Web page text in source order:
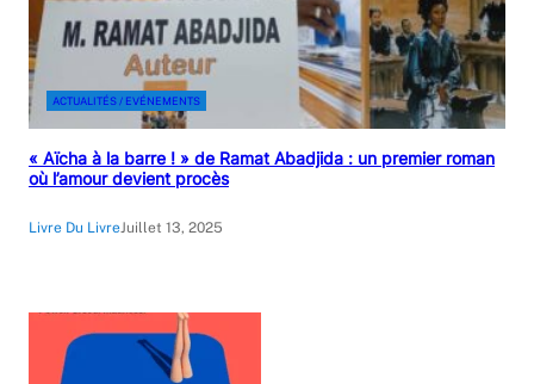
ACTUALITÉS / EVÉNEMENTS
« Aïcha à la barre ! » de Ramat Abadjida : un premier roman
où l’amour devient procès
Livre Du LivreJuillet 13, 2025